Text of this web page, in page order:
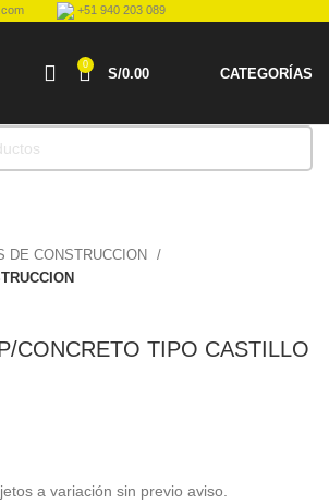
+51 940 203 089
0
S/0.00 CATEGORÍAS
agrandar
DE CONSTRUCCION
CONCRETO TIPO CASTILLO
a variación sin previo aviso.